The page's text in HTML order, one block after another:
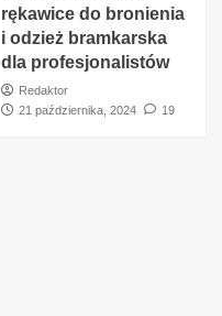
rękawice do bronienia
i odzież bramkarska
dla profesjonalistów
Redaktor
21 października, 2024
19